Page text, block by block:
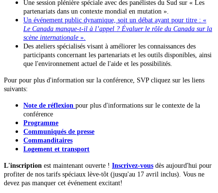
Une session plénière spéciale avec des panélistes du Sud sur « Les
partenariats dans un contexte mondial en mutation ».
Un événement public dynamique, soit un débat ayant pour titre : «
Le Canada manque-t-il à l’appel ? Évaluer le rôle du Canada sur la
scène internationale ».
Des ateliers spécialisés visant à améliorer les connaissances des
participants concernant les partenariats et les outils disponibles, ainsi
que l'environnement actuel de l'aide et les possibilités.
Pour pour plus d'information sur la conférence, SVP cliquez sur les liens
suivants:
Note de réflexion pour plus d'informations sur le contexte de la
conférence
Programme
Communiqués de presse
Commanditaires
Logement et transport
L'inscription est maintenant ouverte ! Inscrivez-vous dès aujourd'hui pour
profiter de nos tarifs spéciaux lève-tôt (jusqu'au 17 avril inclus). Vous ne
devez pas manquer cet événement excitant!